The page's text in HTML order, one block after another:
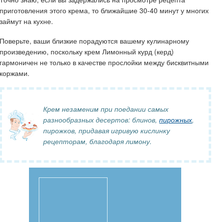
приготовления этого крема, то ближайшие 30-40 минут у многих
займут на кухне.
Поверьте, ваши близкие порадуются вашему кулинарному
произведению, поскольку крем Лимонный курд (керд)
гармоничен не только в качестве прослойки между бисквитными
коржами.
Крем незаменим при поедании самых
разнообразных десертов: блинов,пирожных,
пирожков, придавая игривую кислинку
рецепторам, благодаря лимону.